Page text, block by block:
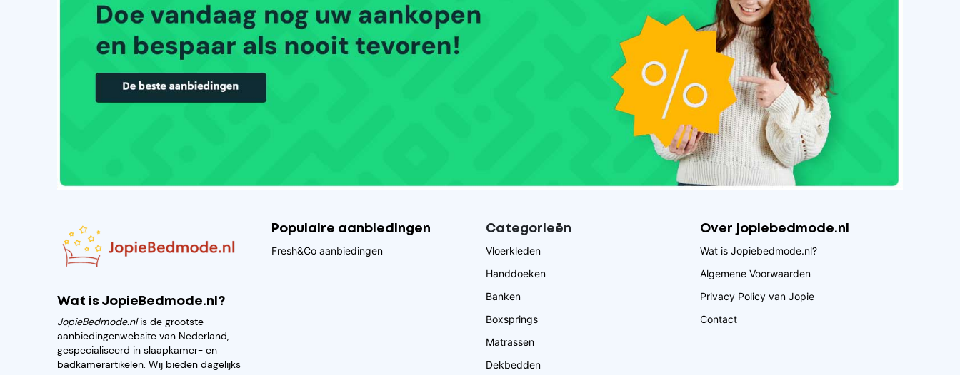
Wat is JopieBedmode.nl?
JopieBedmode.nlis de grootste
aanbiedingenwebsite van Nederland,
gespecialiseerd in slaapkamer- en
badkamerartikelen. Wij bieden dagelijks
Populaire aanbiedingen
Fresh&Co aanbiedingen
Categorieēn
Vloerkleden
Handdoeken
Banken
Boxsprings
Matrassen
Dekbedden
Over jopiebedmode.nl
Wat is Jopiebedmode.nl?
Algemene Voorwaarden
Privacy Policy van Jopie
Contact